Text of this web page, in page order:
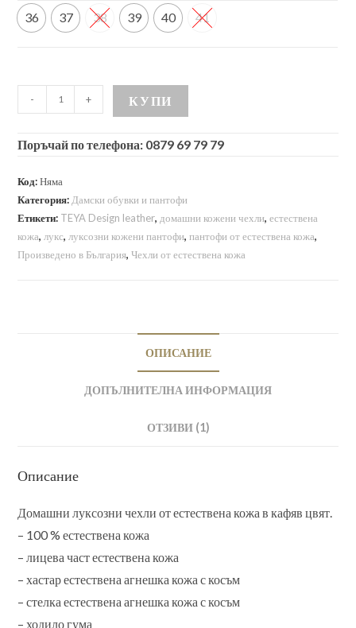
36 37 38 39 40 41
-
количество
за
домашни
естествена
кожа
и
+ КУПИ
Поръчай по телефона: 0879 69 79 79
Код:Няма
Категория: Дамски обувки и пантофи
Етикети: TEYA Design leather, домашни кожени чехли,естествена
кожа, лукс, луксозни кожени пантофи,пантофи от естествена кожа,
Произведено в България,Чехли от естествена кожа
ОПИСАНИЕ
ДОПЪЛНИТЕЛНА ИНФОРМАЦИЯ
ОТЗИВИ (1)
Описание
Домашни луксозни чехли от естествена кожа в кафяв цвят.
– 100 % естествена кожа
– лицева част естествена кожа
– хастар естествена агнешка кожа с косъм
– стелка естествена агнешка кожа с косъм
– ходило гума